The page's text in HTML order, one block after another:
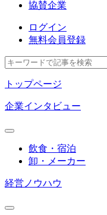
協賛企業
ログイン
無料会員登録
トップページ
企業インタビュー
飲食・宿泊
卸・メーカー
経営ノウハウ